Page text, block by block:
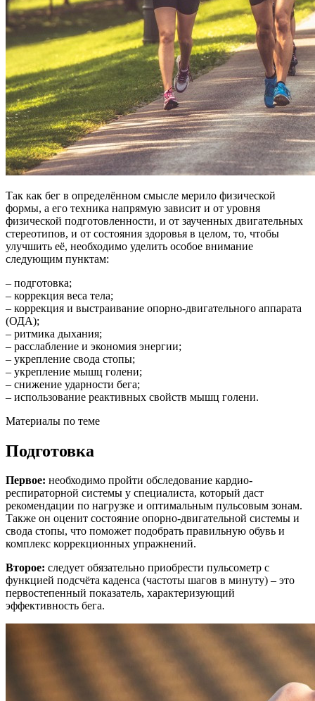
Так как бег в определённом смысле мерило физической
формы, а его техника напрямую зависит и от уровня
физической подготовленности, и от заученных двигательных
стереотипов, и от состояния здоровья в целом, то, чтобы
улучшить её, необходимо уделить особое внимание
следующим пунктам:
– подготовка;
– коррекция веса тела;
– коррекция и выстраивание опорно-двигательного аппарата
(ОДА);
– ритмика дыхания;
– расслабление и экономия энергии;
– укрепление свода стопы;
– укрепление мышц голени;
– снижение ударности бега;
– использование реактивных свойств мышц голени.
Материалы по теме
Подготовка
Первое: необходимо пройти обследование кардио-
респираторной системы у специалиста, который даст
рекомендации по нагрузке и оптимальным пульсовым зонам.
Также он оценит состояние опорно-двигательной системы и
свода стопы, что поможет подобрать правильную обувь и
комплекс коррекционных упражнений.
Второе: следует обязательно приобрести пульсометр с
функцией подсчёта каденса (частоты шагов в минуту) – это
первостепенный показатель, характеризующий
эффективность бега.